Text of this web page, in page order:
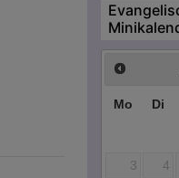
Mo Di
3
4